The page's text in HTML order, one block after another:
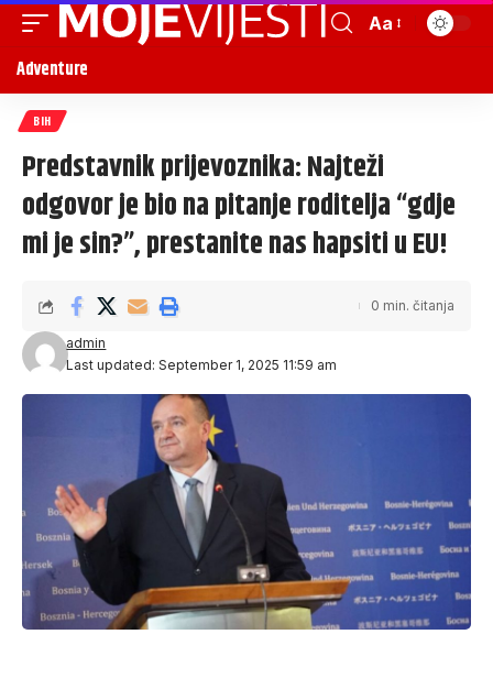
Aa
Adventure
BIH
Predstavnik prijevoznika: Najteži
odgovor je bio na pitanje roditelja “gdje
mi je sin?”, prestanite nas hapsiti u EU!
Last updated: September 1, 2025 11:59 am
admin
0 min. čitanja